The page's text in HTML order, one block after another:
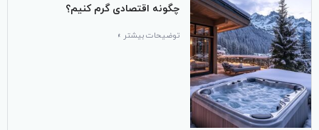
چگونه اقتصادی گرم کنیم؟
توضیحات بیشتر »